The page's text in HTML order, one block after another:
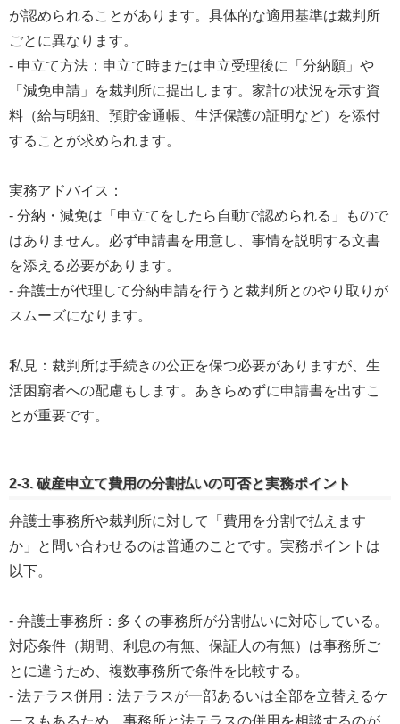
が認められることがあります。具体的な適用基準は裁判所
ごとに異なります。
- 申立て方法：申立て時または申立受理後に「分納願」や
「減免申請」を裁判所に提出します。家計の状況を示す資
料（給与明細、預貯金通帳、生活保護の証明など）を添付
することが求められます。
実務アドバイス：
- 分納・減免は「申立てをしたら自動で認められる」もので
はありません。必ず申請書を用意し、事情を説明する文書
を添える必要があります。
- 弁護士が代理して分納申請を行うと裁判所とのやり取りが
スムーズになります。
私見：裁判所は手続きの公正を保つ必要がありますが、生
活困窮者への配慮もします。あきらめずに申請書を出すこ
とが重要です。
2-3. 破産申立て費用の分割払いの可否と実務ポイント
弁護士事務所や裁判所に対して「費用を分割で払えます
か」と問い合わせるのは普通のことです。実務ポイントは
以下。
- 弁護士事務所：多くの事務所が分割払いに対応している。
対応条件（期間、利息の有無、保証人の有無）は事務所ご
とに違うため、複数事務所で条件を比較する。
- 法テラス併用：法テラスが一部あるいは全部を立替えるケ